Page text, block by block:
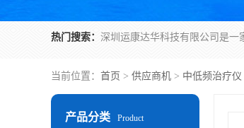
热门搜索：
当前位置： 首页 > 供应商机 > 中低频治疗仪
产品分类 Product